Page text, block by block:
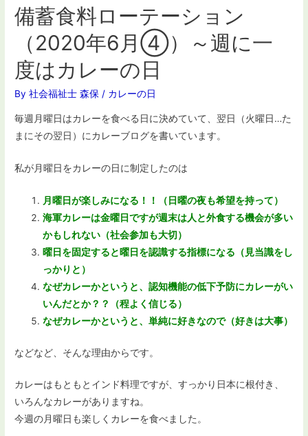
備蓄食料ローテーション
（2020年6月④）～週に一
度はカレーの日
By社会福祉士 森保 / カレーの日
毎週月曜日はカレーを食べる日に決めていて、翌日（火曜日…た
まにその翌日）にカレーブログを書いています。
私が月曜日をカレーの日に制定したのは
月曜日が楽しみになる！！（日曜の夜も希望を持って）
海軍カレーは金曜日ですが週末は人と外食する機会が多い
かもしれない（社会参加も大切）
曜日を固定すると曜日を認識する指標になる（見当識をし
っかりと）
なぜカレーかというと、認知機能の低下予防にカレーがい
いんだとか？？（程よく信じる）
なぜカレーかというと、単純に好きなので（好きは大事）
などなど、そんな理由からです。
カレーはもともとインド料理ですが、すっかり日本に根付き、
いろんなカレーがありますね。
今週の月曜日も楽しくカレーを食べました。